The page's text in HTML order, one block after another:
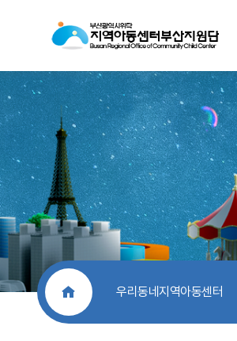
처음으로우리동네지역아동센터